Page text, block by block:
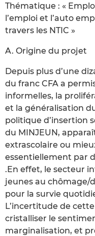
Thématique : «
l’emploi et l’auto
travers les NTIC »
A. Origine du projet
Depuis plus d’une
du franc CFA a
informelles, la
et la généralisation
politique d’insertion
du MINJEUN,
extrascolaire ou
essentiellement par
.En effet, le secteur
jeunes au chômage/
pour la survie
L’incertitude de
cristalliser le
marginalisation, et